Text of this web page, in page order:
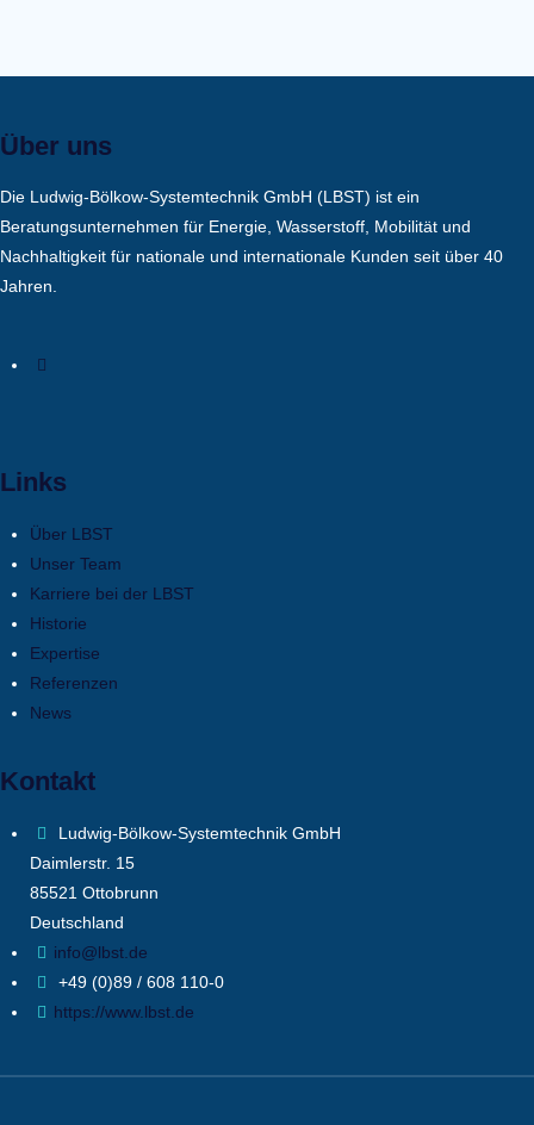
Über uns
Die Ludwig-Bölkow-Systemtechnik GmbH (LBST) ist ein
Beratungsunternehmen für Energie, Wasserstoff, Mobilität und
Nachhaltigkeit für nationale und internationale Kunden seit über 40
Jahren.
Links
Über LBST
Unser Team
Karriere bei der LBST
Historie
Expertise
Referenzen
News
Kontakt
Ludwig-Bölkow-Systemtechnik GmbH
Daimlerstr. 15
85521 Ottobrunn
Deutschland
info@lbst.de
+49 (0)89 / 608 110-0
https://www.lbst.de